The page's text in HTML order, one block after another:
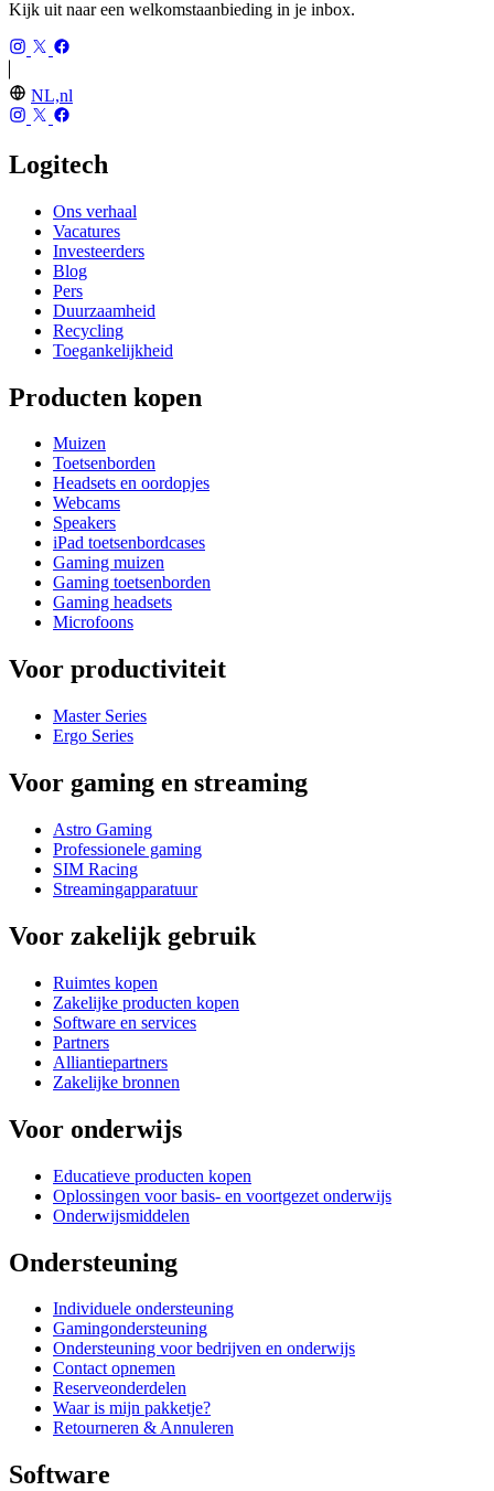
Kijk uit naar een welkomstaanbieding in je inbox.
NL,nl
Logitech
Ons verhaal
Vacatures
Investeerders
Blog
Pers
Duurzaamheid
Recycling
Toegankelijkheid
Producten kopen
Muizen
Toetsenborden
Headsets en oordopjes
Webcams
Speakers
iPad toetsenbordcases
Gaming muizen
Gaming toetsenborden
Gaming headsets
Microfoons
Voor productiviteit
Master Series
Ergo Series
Voor gaming en streaming
Astro Gaming
Professionele gaming
SIM Racing
Streamingapparatuur
Voor zakelijk gebruik
Ruimtes kopen
Zakelijke producten kopen
Software en services
Partners
Alliantiepartners
Zakelijke bronnen
Voor onderwijs
Educatieve producten kopen
Oplossingen voor basis- en voortgezet onderwijs
Onderwijsmiddelen
Ondersteuning
Individuele ondersteuning
Gamingondersteuning
Ondersteuning voor bedrijven en onderwijs
Contact opnemen
Reserveonderdelen
Waar is mijn pakketje?
Retourneren & Annuleren
Software